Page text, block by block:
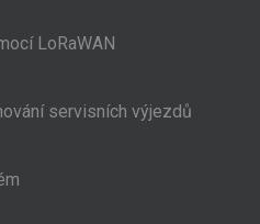
LoRaWAN
servisních výjezdů